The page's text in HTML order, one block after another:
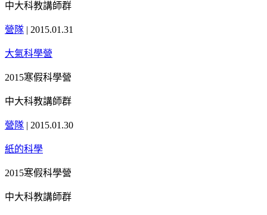
中大科教講師群
營隊 | 2015.01.31
大氣科學營
2015寒假科學營
中大科教講師群
營隊 | 2015.01.30
紙的科學
2015寒假科學營
中大科教講師群